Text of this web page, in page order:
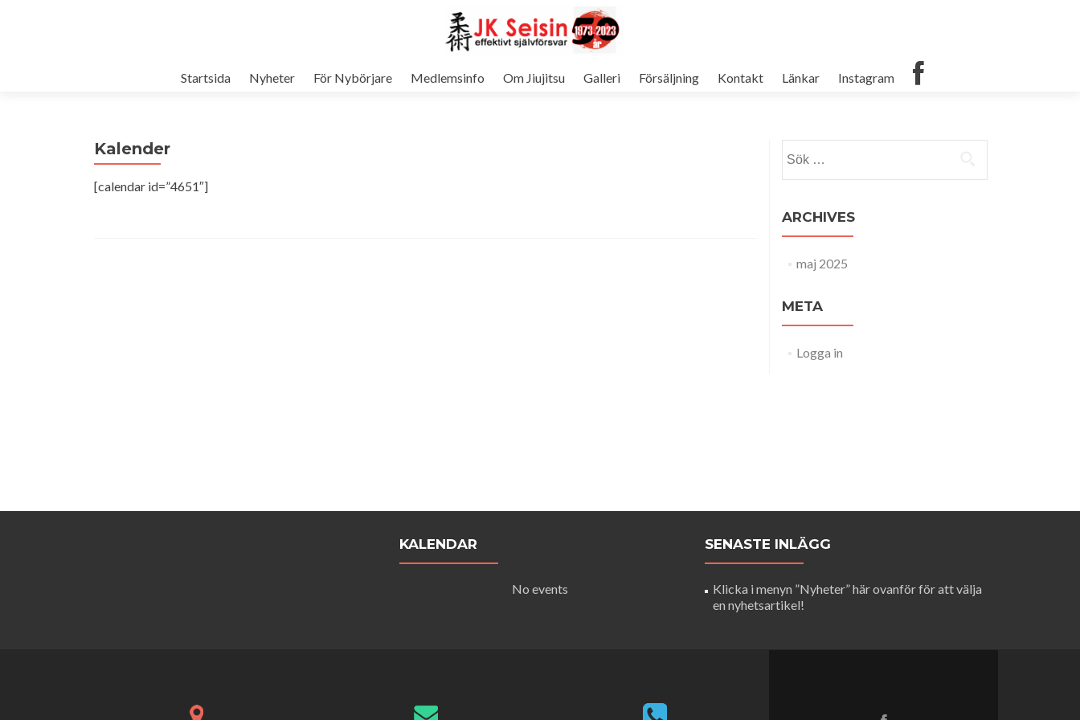
Startsida Nyheter För Nybörjare Medlemsinfo Om Jiujitsu Galleri Försäljning Kontakt Länkar Instagram
Kalender
[calendar id=”4651″]
efter:
ARCHIVES
maj 2025
META
Logga in
KALENDAR
No events
SENASTE INLÄGG
Klicka i menyn ”Nyheter” här ovanför för att välja
en nyhetsartikel!